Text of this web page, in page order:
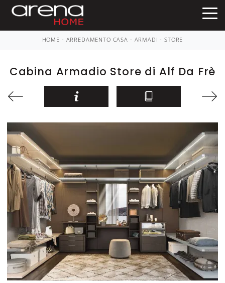
HOME - ARREDAMENTO CASA - ARMADI -STORE
Cabina Armadio Store di Alf Da Frè